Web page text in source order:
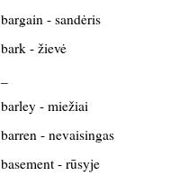
bargain - sandėris
bark - žievė
barley - miežiai
barren - nevaisingas
basement - rūsyje